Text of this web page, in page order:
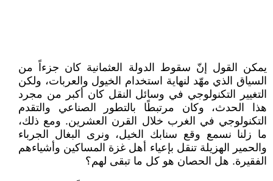
يمكن القول إنّ سقوط الدولة العثمانية كان جزءاً من
السياق الذي مهّد لنهاية استخدام الخيول والعربات، ولكن
التغيير التكنولوجي في وسائل النقل كان أكبر من مجرد
هذا الحدث، وكان مرتبطًا بالتطور الصناعي والتقدم
التكنولوجي في الغرب خلال القرن العشرين. ومع ذلك،
ما زلنا نسمع وقع سنابك الخيل، ونرى البغال الجرباء
والحمير الهزيلة تنقل بإعياء أهل غزة المساكين وأشياءهم
الفقيرة. هل الحصان هو كل ما تبقى لهم؟